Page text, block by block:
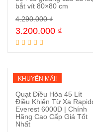
Mua ngay
bắt vít 80×80 cm
4.290.000₫
3.200.000 ₫
KHUYẾN MÃI!
Mua ngay
Quạt Điều Hòa 45 Lít
Điều Khiển Từ Xa
Everest 6000D | Chính
Hãng Cao Cấp Giá Tốt
Nhất